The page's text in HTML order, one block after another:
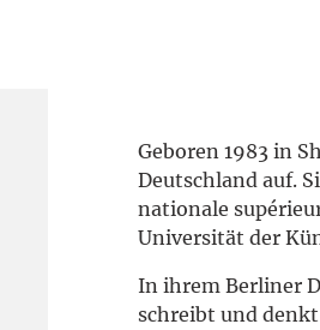
Geboren 1983 in
Deutschland auf.
nationale
Universität der
In ihrem Berliner
schreibt und